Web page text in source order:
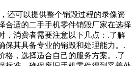
还可以提供整个销毁过程的录像资
合适的二手手机零件销毁厂家在选择
，消费者需要注意以下几点：.了解
保其具备专业的销毁和处理能力。.
格，选择适合自己的服务方案。.了